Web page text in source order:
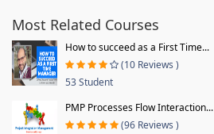
Most Related Courses
How to succeed as a First Time...
(10 Reviews )
53 Student
PMP Processes Flow Interaction...
(96 Reviews )